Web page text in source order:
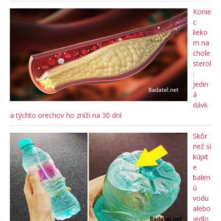
Konie
c
lieko
m na
chole
sterol
:
Jedin
á
dávk
a týchto orechov ho zníži na 30 dní
Skôr
než si
kúpit
e
balen
ú
vodu
alebo
jedlo